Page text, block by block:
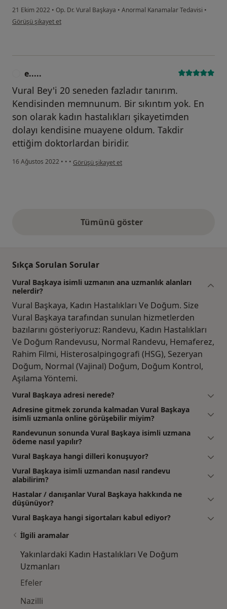
21 Ekim 2022 • Op. Dr. Vural Başkaya • Anormal Kanamalar Tedavisi •
kullanıcının görüşüne göre d.....
Görüşü şikayet et
e.....
Vural Bey'i 20 seneden fazladır tanırım.
Kendisinden memnunum. Bir sıkıntım yok. En
son olarak kadın hastalıkları şikayetimden
dolayı kendisine muayene oldum. Takdir
ettiğim doktorlardan biridir.
16 Ağustos 2022 • • • kullanıcının görüşüne göre e.....
Görüşü şikayet et
Tümünü gösteryukarıdaki görüşler
Sıkça Sorulan Sorular
Vural Başkaya isimli uzmanın ana uzmanlık alanları
nelerdir?
Vural Başkaya, Kadın Hastalıkları Ve Doğum. Size
Vural Başkaya tarafından sunulan hizmetlerden
bazılarını gösteriyoruz: Randevu, Kadın Hastalıkları
Ve Doğum Randevusu, Normal Randevu, Hemaferez,
Rahim Filmi, Histerosalpingografi (HSG), Sezeryan
Doğum, Normal (Vajinal) Doğum, Doğum Kontrol,
Aşılama Yöntemi.
Vural Başkaya adresi nerede?
Adresine gitmek zorunda kalmadan Vural Başkaya
isimli uzmanla online görüşebilir miyim?
Randevunun sonunda Vural Başkaya isimli uzmana
ödeme nasıl yapılır?
Vural Başkaya hangi dilleri konuşuyor?
Vural Başkaya isimli uzmandan nasıl randevu
alabilirim?
Hastalar / danışanlar Vural Başkaya hakkında ne
düşünüyor?
Vural Başkaya hangi sigortaları kabul ediyor?
İlgili aramalar
Yakınlardaki Kadın Hastalıkları Ve Doğum
Uzmanları
Efeler
Nazilli